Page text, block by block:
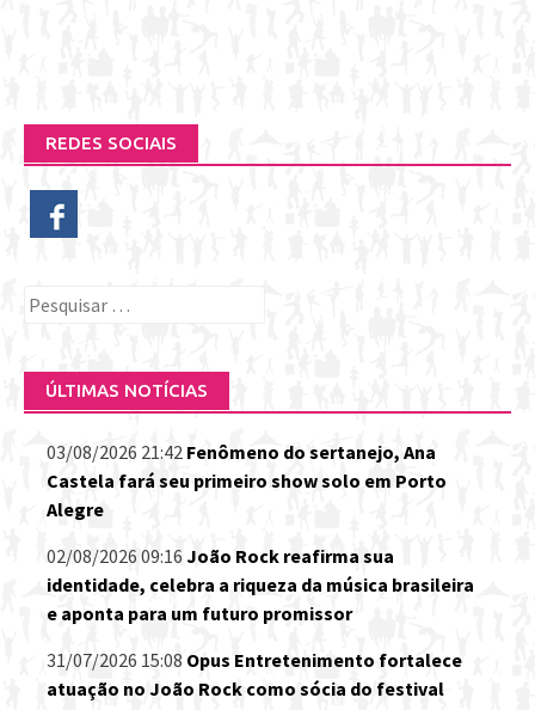
REDES SOCIAIS
Pesquisar
ÚLTIMAS NOTÍCIAS
03/08/2026 21:42 Fenômeno do sertanejo, Ana
Castela fará seu primeiro show solo em Porto
Alegre
02/08/2026 09:16 João Rock reafirma sua
identidade, celebra a riqueza da música brasileira
e aponta para um futuro promissor
31/07/2026 15:08 Opus Entretenimento fortalece
atuação no João Rock como sócia do festival